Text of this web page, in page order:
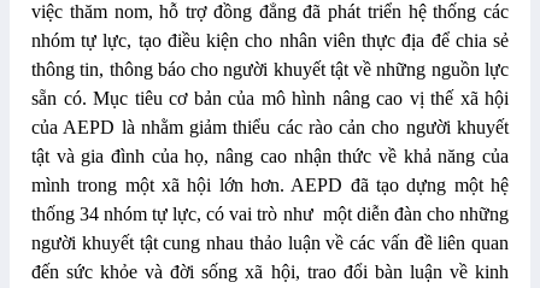
việc thăm nom, hỗ trợ đồng đẳng đã phát triển hệ thống các
nhóm tự lực, tạo điều kiện cho nhân viên thực địa để chia sẻ
thông tin, thông báo cho người khuyết tật về những nguồn lực
sẵn có. Mục tiêu cơ bản của mô hình nâng cao vị thế xã hội
của AEPD là nhằm giảm thiểu các rào cản cho người khuyết
tật và gia đình của họ, nâng cao nhận thức về khả năng của
mình trong một xã hội lớn hơn. AEPD đã tạo dựng một hệ
thống 34 nhóm tự lực, có vai trò như một diễn đàn cho những
người khuyết tật cung nhau thảo luận về các vấn đề liên quan
đến sức khỏe và đời sống xã hội, trao đổi bàn luận ​về kinh